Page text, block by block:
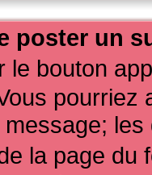
poster un
le bouton
la page du